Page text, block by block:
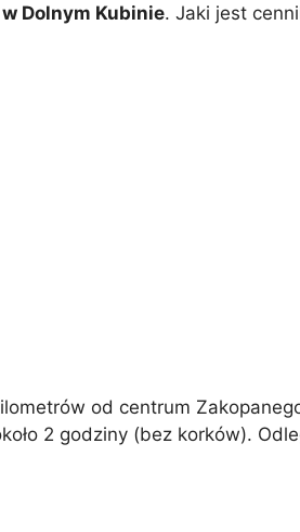
Dolnym Kubinie. Jaki jest
od centrum
2 godziny (bez korków).